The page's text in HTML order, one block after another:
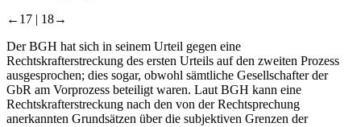
←17 | 18→
Der BGH hat sich in seinem Urteil gegen eine
Rechtskrafterstreckung des ersten Urteils auf den zweiten Prozess
ausgesprochen; dies sogar, obwohl sämtliche Gesellschafter der
GbR am Vorprozess beteiligt waren. Laut BGH kann eine
Rechtskrafterstreckung nach den von der Rechtsprechung
anerkannten Grundsätzen über die subjektiven Grenzen der